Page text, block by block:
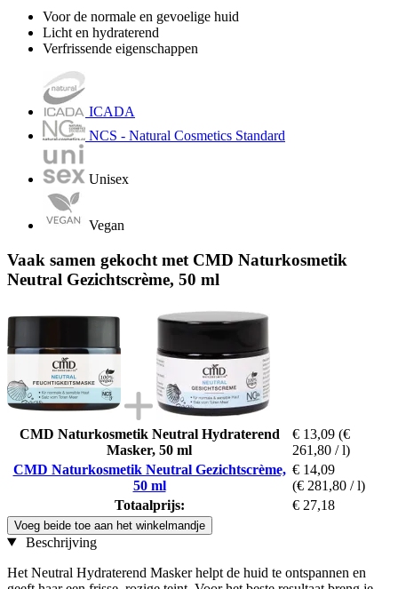
Voor de normale en gevoelige huid
Licht en hydraterend
Verfrissende eigenschappen
ICADA
NCS - Natural Cosmetics Standard
Unisex
Vegan
Vaak samen gekocht met CMD Naturkosmetik
Neutral Gezichtscrème, 50 ml
CMD Naturkosmetik Neutral Hydraterend
Masker, 50 ml
€ 13,09 (€
261,80 / l)
CMD Naturkosmetik Neutral Gezichtscrème,
50 ml
€ 14,09
(€ 281,80 / l)
Totaalprijs:
€ 27,18
Voeg beide toe aan het winkelmandje
Beschrijving
Het Neutral Hydraterend Masker helpt de huid te ontspannen en